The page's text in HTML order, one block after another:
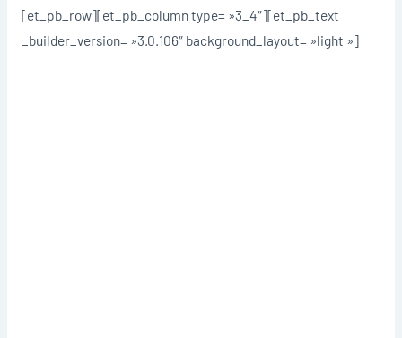
[et_pb_row][et_pb_column type= »3_4″][et_pb_text
_builder_version= »3.0.106″ background_layout= »light »]